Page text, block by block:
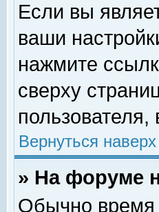
Если вы
ваши
нажмите
сверху
Вернуться наверх
» На форуме
Обычно время